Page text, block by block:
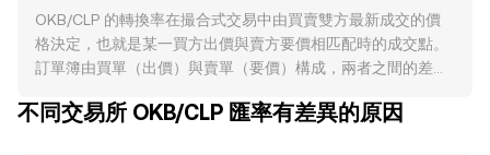
票選、OKBChain 相關網路使用、以及在錢包與合作場景中的
代幣用途等，均可能提升對 OKB 的實際需求，進而支撐價格
表現。宏觀層面上，OKB 與整體加密市場的聯動度高，尤其是
強弱受智利央行政策、通膨與利率、以及大宗商品（例如銅
OKB/CLP 的轉換率在撮合式交易中由買賣雙方最新成交的價
格決定，也就是某一買方出價與賣方要價相匹配時的成交點。
訂單簿由買單（出價）與賣單（要價）構成，兩者之間的差距
的平均值可視為中間價，常用作參考。跨多個平台時，數據聚
不同交易所 OKB/CLP 匯率有差異的原因